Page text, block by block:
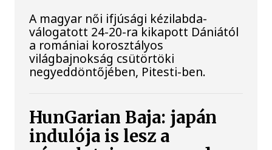
A magyar női ifjúsági kézilabda-
válogatott 24-20-ra kikapott Dániától
a romániai korosztályos
világbajnokság csütörtöki
negyeddöntőjében, Pitesti-ben.
HunGarian Baja: japán
indulója is lesz a